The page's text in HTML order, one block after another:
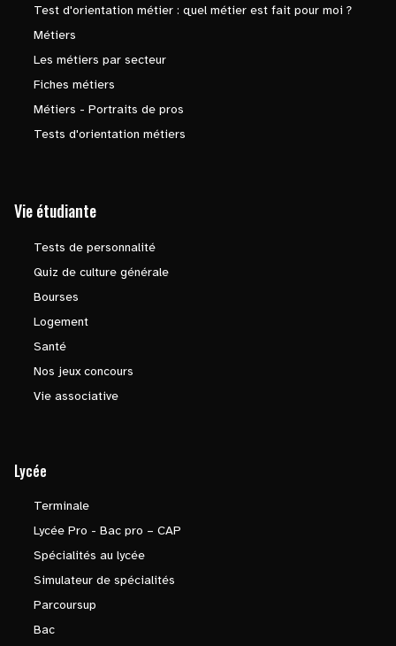
Test d'orientation métier : quel métier est fait pour moi ?
Métiers
Les métiers par secteur
Fiches métiers
Métiers - Portraits de pros
Tests d'orientation métiers
Vie étudiante
Tests de personnalité
Quiz de culture générale
Bourses
Logement
Santé
Nos jeux concours
Vie associative
Lycée
Terminale
Lycée Pro - Bac pro – CAP
Spécialités au lycée
Simulateur de spécialités
Parcoursup
Bac